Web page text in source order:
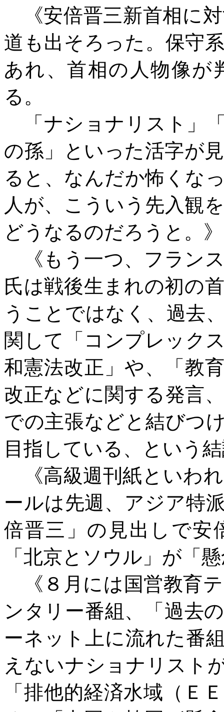
《安倍晋三新首相に
道も出そろった。保守
あれ、首相の人物像が
る。
「ナショナリスト」
の孫」といった活字が
ると、なんだか怖くな
人が、こういう先入観
どうなるのだろうと。》
《もう一つ、フラン
氏は戦後生まれの初の
うことではなく、過去
関して「コンプレック
和憲法改正」や、「教
改正などに関する発言
での主張などと結びつ
目指している、という
《高級週刊紙といわ
ールは先週、アジア特
倍晋三」の見出しで安
「北京とソウル」が「
《８月には国営教育
ンタリー番組、「過去
ーネット上に流れた番
えないナショナリスト
「排他的経済水域（Ｅ